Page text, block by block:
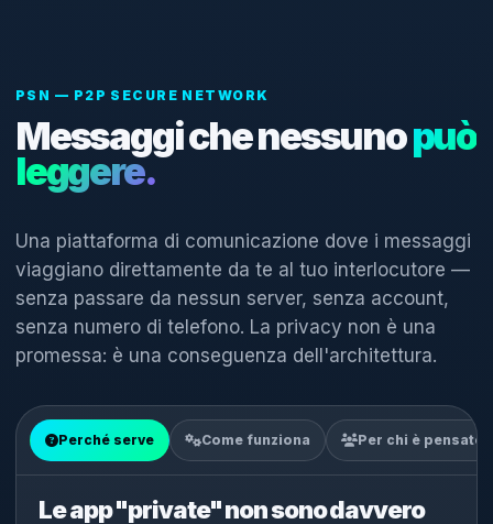
PSN — P2P SECURE NETWORK
Messaggi che nessunopuò
leggere.
Una piattaforma di comunicazione dove i messaggi
viaggiano direttamente da te al tuo interlocutore —
senza passare da nessun server, senza account,
senza numero di telefono. La privacy non è una
promessa: è una conseguenza dell'architettura.
Perché serve Come funziona Per chi è pensato
Le app "private" non sono davvero